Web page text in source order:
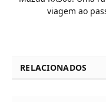
viagem ao
RELACIONADOS